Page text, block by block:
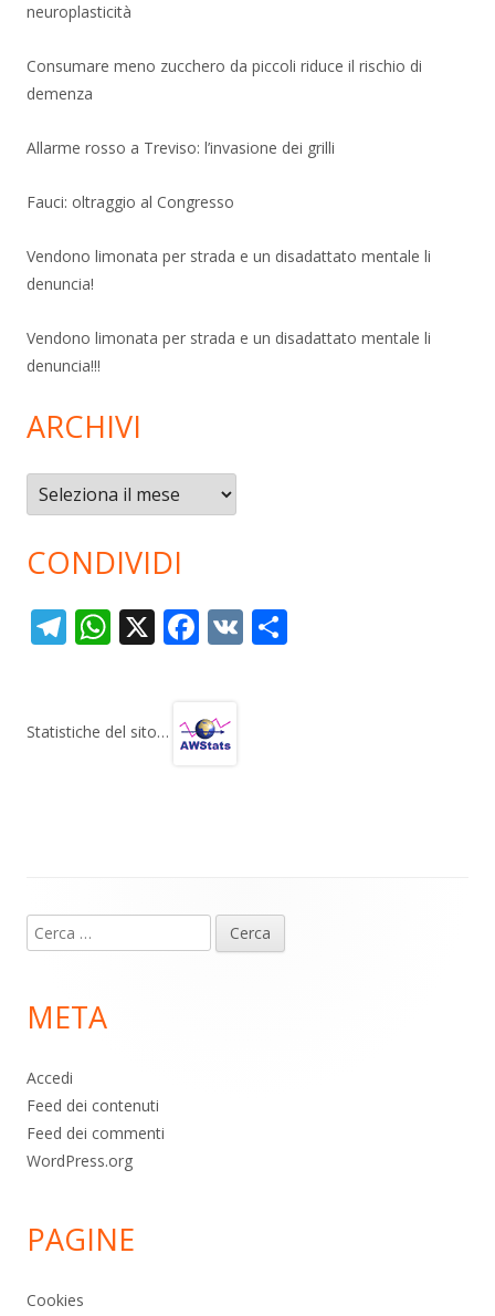
neuroplasticità
Consumare meno zucchero da piccoli riduce il rischio di
demenza
Allarme rosso a Treviso: l’invasione dei grilli
Fauci: oltraggio al Congresso
Vendono limonata per strada e un disadattato mentale li
denuncia!
Vendono limonata per strada e un disadattato mentale li
denuncia!!!
ARCHIVI
Archivi
CONDIVIDI
T
gr
W
s
X F
b
V
Statistiche del sito…
piè
pagina
Ricerca
per:
META
Accedi
Feed dei contenuti
Feed dei commenti
WordPress.org
PAGINE
Cookies